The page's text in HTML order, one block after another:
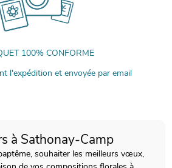
100% CONFORME
l'expédition et envoyée par email
à Sathonay-Camp
souhaiter les meilleurs vœux,